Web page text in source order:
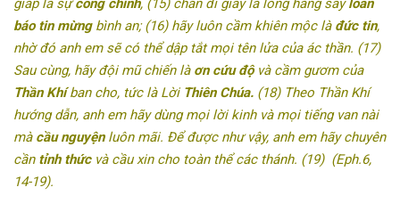
giáp là sựcông chính, (15) chân đi giày là lòng hăng sayloan
báo tin mừngbình an; (16) hãy luôn cầm khiên mộc là đức tin,
nhờ đó anh em sẽ có thể dập tắt mọi tên lửa của ác thần. (17)
Sau cùng, hãy đội mũ chiến là ơn cứu độvà cầm gươm của
Thần Khíban cho, tức là Lời Thiên Chúa. (18) Theo Thần Khí
hướng dẫn, anh em hãy dùng mọi lời kinh và mọi tiếng van nài
mà cầu nguyệnluôn mãi. Ðể được như vậy, anh em hãy chuyên
cần tỉnh thứcvà cầu xin cho toàn thể các thánh. (19) (Eph.6,
14-19).